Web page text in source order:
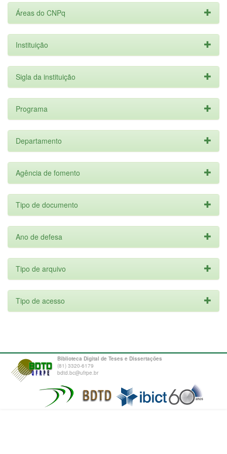
Áreas do CNPq
Instituição
Sigla da instituição
Programa
Departamento
Agência de fomento
Tipo de documento
Ano de defesa
Tipo de arquivo
Tipo de acesso
Biblioteca Digital de Teses e Dissertações
(81) 3320-6179
bdtd.bc@ufrpe.br